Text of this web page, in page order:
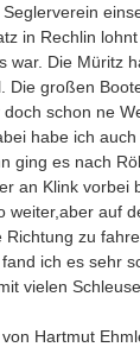
in Rechlin
war. Die Müritz
Die großen
schon ne
habe ich
ging es nach
an Klink
weiter,aber auf
zu
ich es sehr
vielen
von Hartmut